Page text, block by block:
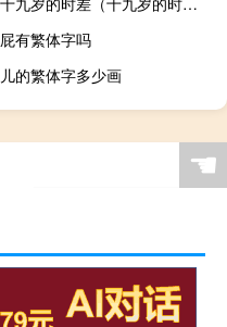
屁有繁体字吗
儿的繁体字多少画
☚